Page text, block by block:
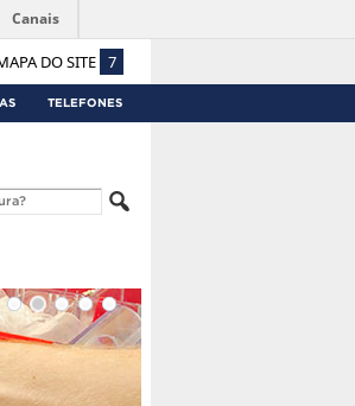
DO SITE 7
Canais
TELEFONES